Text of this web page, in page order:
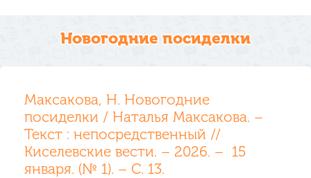
Новогодние посиделки
Максакова, Н. Новогодние
посиделки / Наталья Максакова. –
Текст : непосредственный //
Киселевские вести. – 2026. – 15
января. (№ 1). – С. 13.